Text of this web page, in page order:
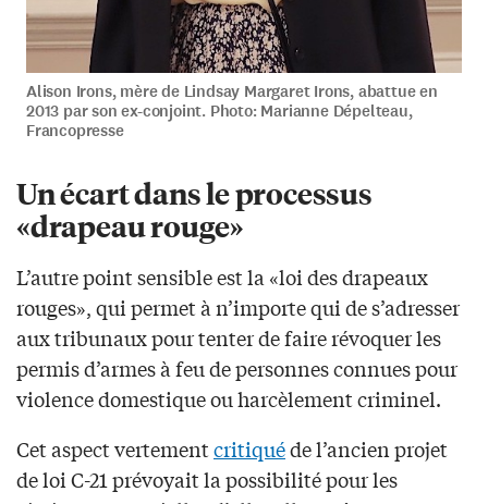
Alison Irons, mère de Lindsay Margaret Irons, abattue en
2013 par son ex-conjoint. Photo: Marianne Dépelteau,
Francopresse
Un écart dans le processus
«drapeau rouge»
L’autre point sensible est la «loi des drapeaux
rouges», qui permet à n’importe qui de s’adresser
aux tribunaux pour tenter de faire révoquer les
permis d’armes à feu de personnes connues pour
violence domestique ou harcèlement criminel.
Cet aspect vertementcritiquéde l’ancien projet
de loi C-21 prévoyait la possibilité pour les